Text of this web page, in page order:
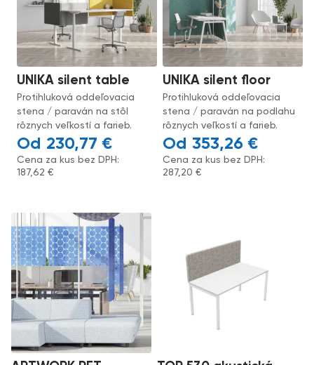
UNIKA silent table
Protihluková oddeľovacia
stena / paraván na stôl
rôznych veľkostí a farieb.
230,77 €
Cena za kus bez DPH:
187,62€
UNIKA silent floor
Protihluková oddeľovacia
stena / paraván na podlahu
rôznych veľkostí a farieb.
353,26 €
Cena za kus bez DPH:
287,20€